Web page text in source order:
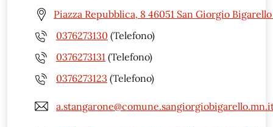
Piazza Repubblica, 8 46051 San Giorgio
0376273130 (Telefono)
0376273131 (Telefono)
0376273123 (Telefono)